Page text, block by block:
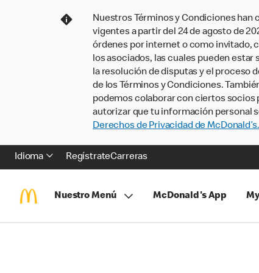
Nuestros Términos y Condiciones han
vigentes a partir del 24 de agosto de
órdenes por internet o como invitado,
los asociados, las cuales pueden
la resolución de disputas y el proceso
de los Términos y Condiciones.
podemos colaborar con ciertos socios
autorizar que tu información personal
Derechos de Privacidad de McDonald’s.
Idioma RegístrateCarreras
Nuestro Menú McDonald's App